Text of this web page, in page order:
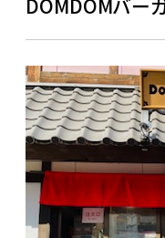
DOMDOMバー